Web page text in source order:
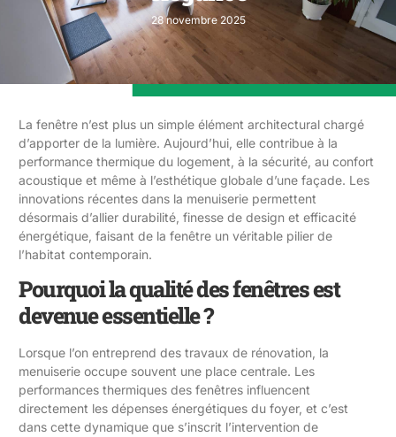
28 novembre 2025
La fenêtre n’est plus un simple élément architectural chargé
d’apporter de la lumière. Aujourd’hui, elle contribue à la
performance thermique du logement, à la sécurité, au confort
acoustique et même à l’esthétique globale d’une façade. Les
innovations récentes dans la menuiserie permettent
désormais d’allier durabilité, finesse de design et efficacité
énergétique, faisant de la fenêtre un véritable pilier de
l’habitat contemporain.
Pourquoi la qualité des fenêtres est
devenue essentielle ?
Lorsque l’on entreprend des travaux de rénovation, la
menuiserie occupe souvent une place centrale. Les
performances thermiques des fenêtres influencent
directement les dépenses énergétiques du foyer, et c’est
dans cette dynamique que s’inscrit l’intervention de